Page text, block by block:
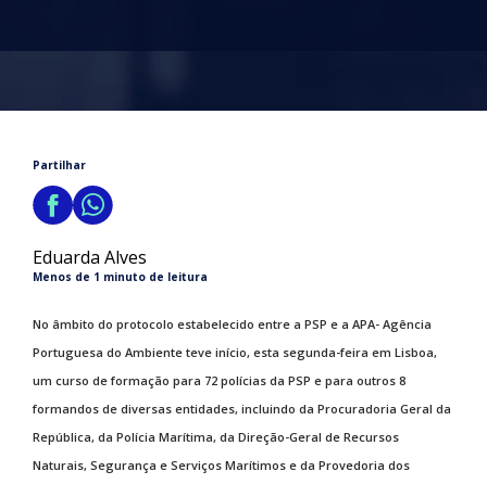
Partilhar
Eduarda Alves
Menos de 1 minuto de leitura
No âmbito do protocolo estabelecido entre a PSP e a APA- Agência
Portuguesa do Ambiente teve início, esta segunda-feira em Lisboa,
um curso de formação para 72 polícias da PSP e para outros 8
formandos de diversas entidades, incluindo da Procuradoria Geral da
República, da Polícia Marítima, da Direção-Geral de Recursos
Naturais, Segurança e Serviços Marítimos e da Provedoria dos